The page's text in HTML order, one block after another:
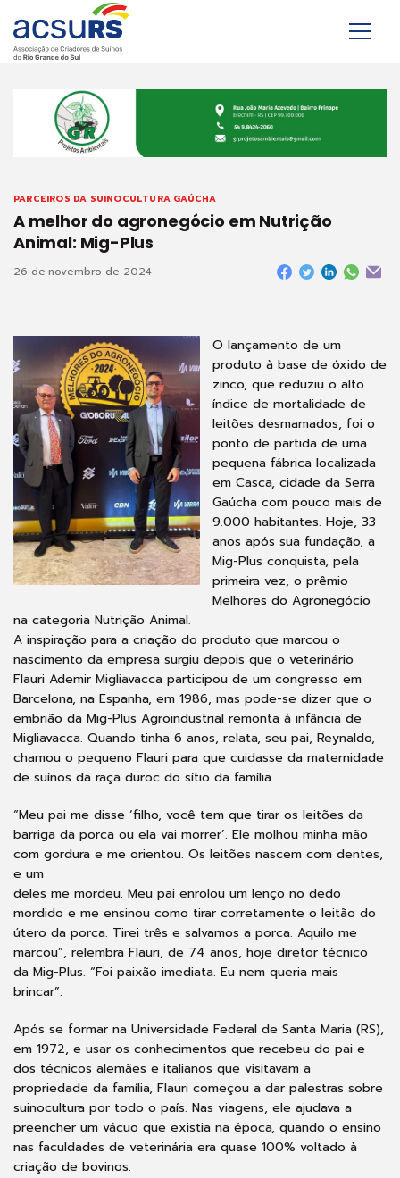
PARCEIROS DA SUINOCULTURA GAÚCHA
A melhor do agronegócio em Nutrição
Animal: Mig-Plus
26 de novembro de 2024
O lançamento de um
produto à base de óxido de
zinco, que reduziu o alto
índice de mortalidade de
leitões desmamados, foi o
ponto de partida de uma
pequena fábrica localizada
em Casca, cidade da Serra
Gaúcha com pouco mais de
9.000 habitantes. Hoje, 33
anos após sua fundação, a
Mig-Plus conquista, pela
primeira vez, o prêmio
Melhores do Agronegócio
na categoria Nutrição Animal.
A inspiração para a criação do produto que marcou o
nascimento da empresa surgiu depois que o veterinário
Flauri Ademir Migliavacca participou de um congresso em
Barcelona, na Espanha, em 1986, mas pode-se dizer que o
embrião da Mig-Plus Agroindustrial remonta à infância de
Migliavacca. Quando tinha 6 anos, relata, seu pai, Reynaldo,
chamou o pequeno Flauri para que cuidasse da maternidade
de suínos da raça duroc do sítio da família.
“Meu pai me disse ‘filho, você tem que tirar os leitões da
barriga da porca ou ela vai morrer’. Ele molhou minha mão
com gordura e me orientou. Os leitões nascem com dentes,
e um
deles me mordeu. Meu pai enrolou um lenço no dedo
mordido e me ensinou como tirar corretamente o leitão do
útero da porca. Tirei três e salvamos a porca. Aquilo me
marcou”, relembra Flauri, de 74 anos, hoje diretor técnico
da Mig-Plus. “Foi paixão imediata. Eu nem queria mais
brincar”.
Após se formar na Universidade Federal de Santa Maria (RS),
em 1972, e usar os conhecimentos que recebeu do pai e
dos técnicos alemães e italianos que visitavam a
propriedade da família, Flauri começou a dar palestras sobre
suinocultura por todo o país. Nas viagens, ele ajudava a
preencher um vácuo que existia na época, quando o ensino
nas faculdades de veterinária era quase 100% voltado à
criação de bovinos.